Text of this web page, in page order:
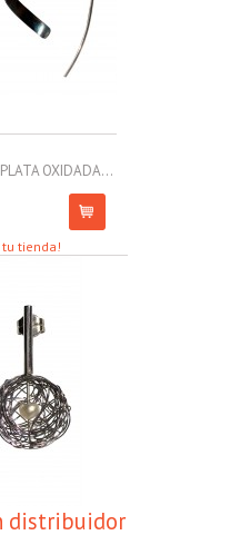
OXIDADA...
tu tienda!
distribuidor